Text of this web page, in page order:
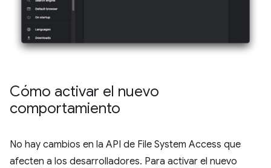
Cómo activar el nuevo
comportamiento
No hay cambios en la API de File System Access que
afecten a los desarrolladores. Para activar el nuevo